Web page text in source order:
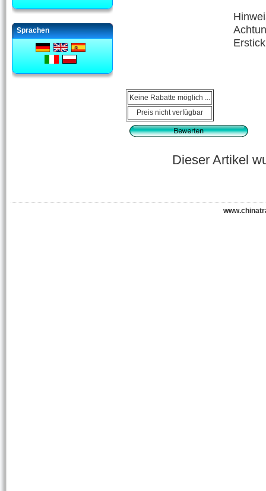
Sprachen
Keine Rabatte möglich ...
Preis nicht verfügbar
Dieser Artikel